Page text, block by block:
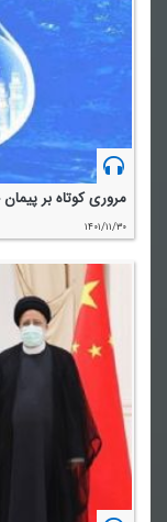
مروری كوتاه بر
۱۴۰۱/۱۱/۳۰